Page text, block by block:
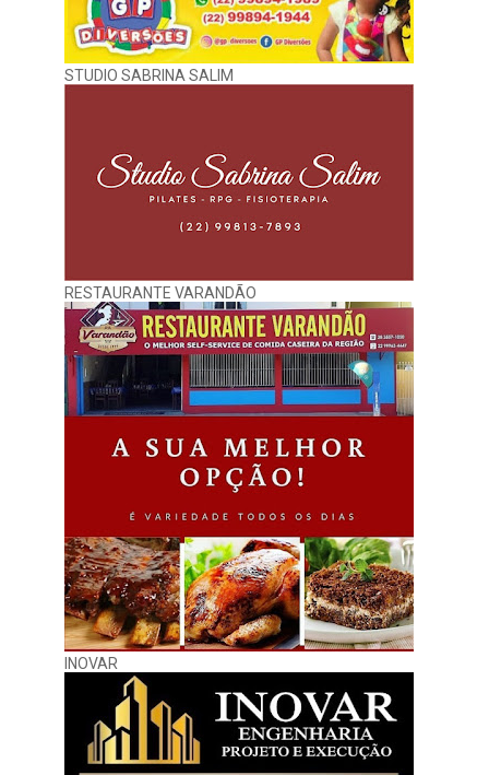
STUDIO SABRINA SALIM
RESTAURANTE VARANDÃO
INOVAR